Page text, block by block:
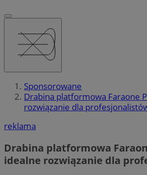
Sponsorowane
Drabina platformowa Faraone
rozwiązanie dla
reklama
Drabina platformowa
idealne rozwiązanie dla